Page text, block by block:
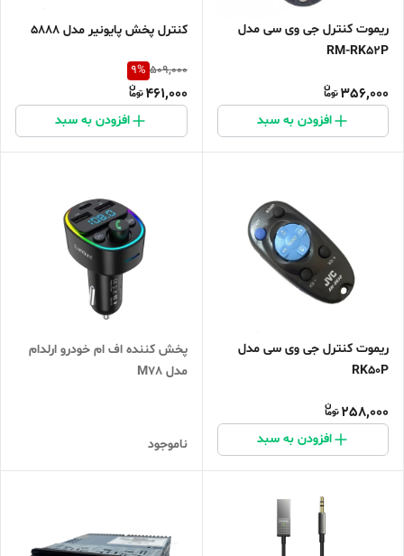
ریموت کنترل جی وی سی مدل
RM-RK52P
356,000
افزودن به سبد
کنترل پخش پایونیر مدل 5888
509,000
9%
461,000
افزودن به سبد
ریموت کنترل جی وی سی مدل
RK50P
258,000
افزودن به سبد
پخش کننده اف ام خودرو ارلدام
مدل M78
ناموجود